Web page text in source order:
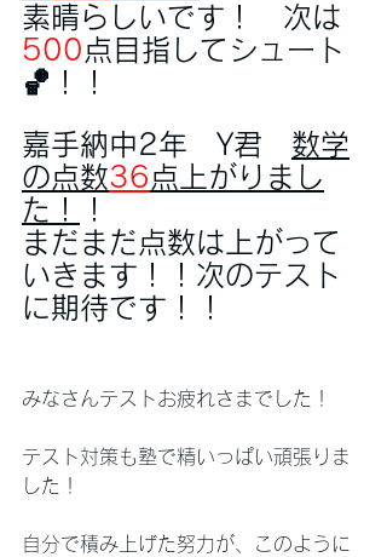
素晴らしいです！　次は
500 点目指してシュート
🏀！！
嘉手納中2年　Y君 数学
の点数36 点上がりまし
た！
！
まだまだ点数は上がって
いきます！！次のテスト
に期待です！！
みなさんテストお疲れさまでした！
テスト対策も塾で精いっぱい頑張りま
した！
自分で積み上げた努力が、このように